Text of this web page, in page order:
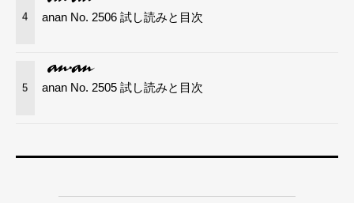
4 anan No. 2506 試し読みと目次
5 anan No. 2505 試し読みと目次